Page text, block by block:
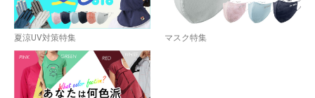
夏涼UV対策特集 マスク特集